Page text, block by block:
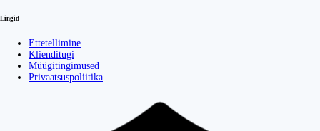
Lingid
Ettetellimine
Klienditugi
Müügitingimused
Privaatsuspoliitika